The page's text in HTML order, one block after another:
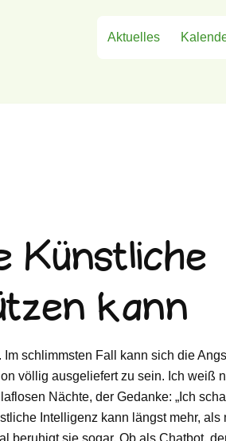
Aktuelles
Künstliche
kann
schlimmsten Fall kann sich die
völlig ausgeliefert zu sein. Ich weiß
Nächte, der Gedanke: „Ich
Intelligenz kann längst mehr, als
beruhigt sie sogar. Ob als Chatbot,